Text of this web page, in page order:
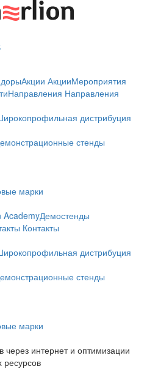
Акции АкцииМероприятия
Направления Направления
дистрибуция
стенды
марки
AcademyДемостенды
Контакты
дистрибуция
стенды
марки
через интернет и оптимизации
ресурсов